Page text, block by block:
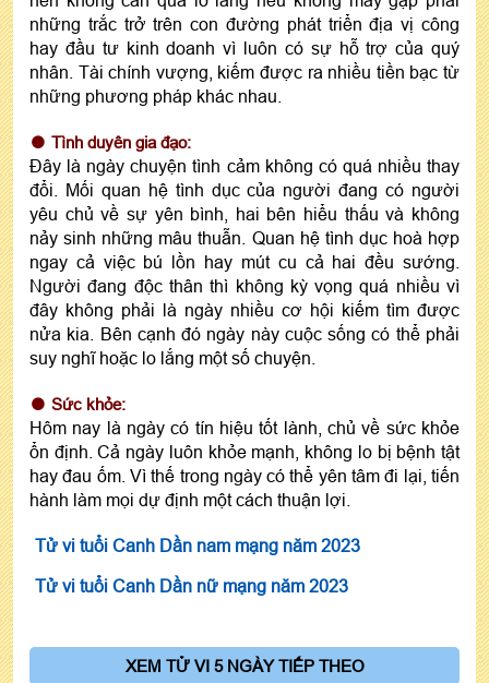
những trắc trở trên con đường phát triển địa vị công
hay đầu tư kinh doanh vì luôn có sự hỗ trợ của quý
nhân. Tài chính vượng, kiếm được ra nhiều tiền bạc từ
những phương pháp khác nhau.
Tình duyên gia đạo:
Đây là ngày chuyện tình cảm không có quá nhiều thay
đổi. Mối quan hệ tình dục của người đang có người
yêu chủ về sự yên bình, hai bên hiểu thấu và không
nảy sinh những mâu thuẫn. Quan hệ tình dục hoà hợp
ngay cả việc bú lồn hay mút cu cả hai đều sướng.
Người đang độc thân thì không kỳ vọng quá nhiều vì
đây không phải là ngày nhiều cơ hội kiếm tìm được
nửa kia. Bên cạnh đó ngày này cuộc sống có thể phải
suy nghĩ hoặc lo lắng một số chuyện.
Sức khỏe:
Hôm nay là ngày có tín hiệu tốt lành, chủ về sức khỏe
ổn định. Cả ngày luôn khỏe mạnh, không lo bị bệnh tật
hay đau ốm. Vì thế trong ngày có thể yên tâm đi lại, tiến
hành làm mọi dự định một cách thuận lợi.
Tử vi tuổi Canh Dần nam mạng năm 2023
Tử vi tuổi Canh Dần nữ mạng năm 2023
XEM TỬ VI 5 NGÀY TIẾP THEO